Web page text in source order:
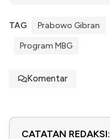
TAG Prabowo Gibran
Program MBG
Komentar
CATATAN REDAKSI: